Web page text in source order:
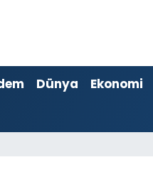
Dünya Ekonomi